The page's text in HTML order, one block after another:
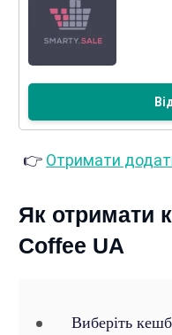
👉 Отримати
Як отримати
Coffee UA
Виберіть